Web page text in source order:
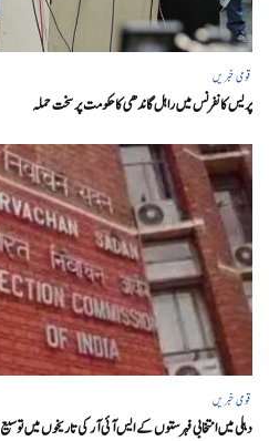
قومی خبریں
پریس کانفرنس میں راہل گاندھی کا حکومت پر سخت حملہ
قومی خبریں
دہلی میں انتخابی فہرستوں کے ایس آئی آر کی تاریخوں میں توسیع